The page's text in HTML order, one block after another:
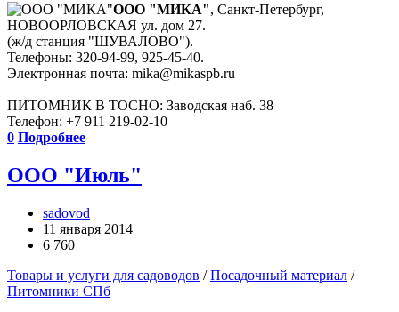
ООО "МИКА", Санкт-Петербург,
НОВООРЛОВСКАЯ ул. дом 27.
(ж/д станция "ШУВАЛОВО").
Телефоны: 320-94-99, 925-45-40.
Электронная почта: mika@mikaspb.ru
ПИТОМНИК В ТОСНО: Заводская наб. 38
Телефон: +7 911 219-02-10
0 Подробнее
ООО "Июль"
sadovod
11 января 2014
6 760
Товары и услуги для садоводов /Посадочный материал /
Питомники СПб